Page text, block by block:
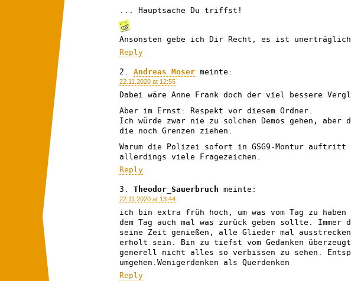
... Hauptsache Du triffst!
Ansonsten gebe ich Dir Recht, es ist unerträglich,
Reply
Andreas Moser meinte:
22.11.2020 at 12:55
Dabei wäre Anne Frank doch der viel bessere
Aber im Ernst: Respekt vor diesem Ordner.
Ich würde zwar nie zu solchen Demos gehen,
die noch Grenzen ziehen.
Warum die Polizei sofort in GSG9-Montur
allerdings viele Fragezeichen.
Reply
Theodor_Sauerbruch meinte:
22.11.2020 at 13:44
ich bin extra früh hoch, um was vom Tag zu
dem Tag auch mal was zurück geben sollte.
seine Zeit genießen, alle Glieder mal
erholt sein. Bin zu tiefst vom Gedanken
generell nicht alles so verbissen zu sehen.
umgehen.Wenigerdenken als Querdenken
Reply